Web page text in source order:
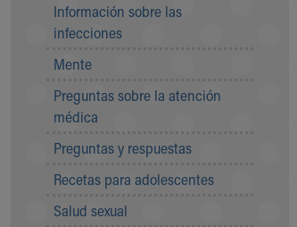
Community Mission
Connect With Us
Our Culture of Caring
Our Leadership
Quality and Patient Safety
Unity and Engagement
Women's Board
More childhood, please.™
Información sobre las
infecciones
Mente
Preguntas sobre la atención
médica
Preguntas y respuestas
Recetas para adolescentes
Salud sexual